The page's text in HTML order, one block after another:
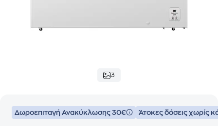
3
Δωροεπιταγή Ανακύκλωσης 30€ Άτοκες δόσεις χωρίς